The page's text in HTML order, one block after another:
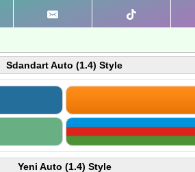
Sdandart Auto (1.4) Style
Yeni Auto (1.4) Style